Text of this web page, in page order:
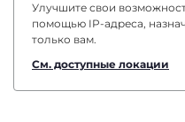
Улучшите свои
помощью IP-адреса,
только вам.
См. доступные локации